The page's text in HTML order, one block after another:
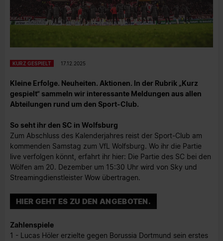
KURZ GESPIELT 17.12.2025
Kleine Erfolge. Neuheiten. Aktionen. In der Rubrik „Kurz
gespielt“ sammeln wir interessante Meldungen aus allen
Abteilungen rund um den Sport-Club.
So seht ihr den SC in Wolfsburg
Zum Abschluss des Kalenderjahres reist der Sport-Club am
kommenden Samstag zum VfL Wolfsburg. Wo ihr die Partie
live verfolgen könnt, erfahrt ihr hier: Die Partie des SC bei den
Wölfen am 20. Dezember um 15:30 Uhr wird von Sky und
Streamingdienstleister Wow übertragen.
HIER GEHT ES ZU DEN ANGEBOTEN.
Zahlenspiele
1 - Lucas Höler erzielte gegen Borussia Dortmund sein erstes